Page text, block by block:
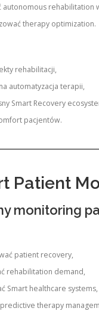
autonomous rehabilitation
therapy optimization.
rehabilitacji,
automatyzacja terapii,
Smart Recovery
pacjentów.
Patient
monitoring
patient recovery,
rehabilitation demand,
Smart healthcare systems,
therapy